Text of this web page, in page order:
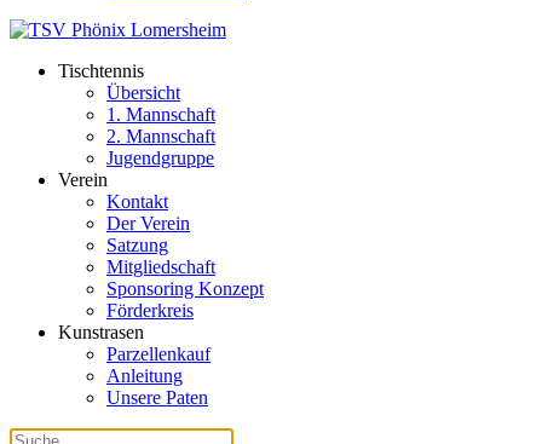
Tischtennis
Übersicht
1. Mannschaft
2. Mannschaft
Jugendgruppe
Verein
Kontakt
Der Verein
Satzung
Mitgliedschaft
Sponsoring Konzept
Förderkreis
Kunstrasen
Parzellenkauf
Anleitung
Unsere Paten